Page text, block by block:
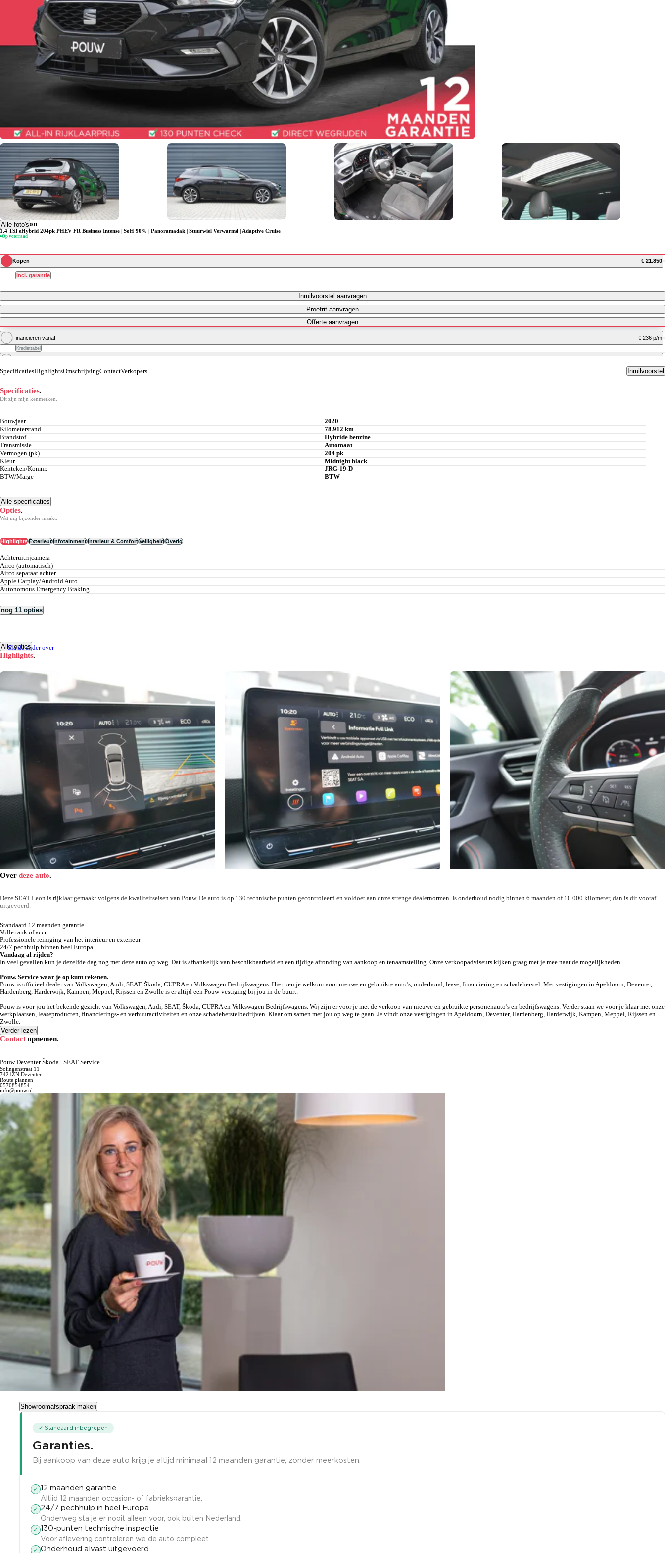
Standaard extra voordeel
Kennisartikel: zakelijk rijden op brandstof wordt duurder in 2027.
Alle foto's
SEAT Leon
1.4 TSI eHybrid 204pk PHEV FR Business Intense | SoH 90% | Panoramadak | Stuurwiel Verwarmd | Adaptive Cruise
Op voorraad
Kopen € 21.850
Incl. garantie
Inruilvoorstel aanvragen
Proefrit aanvragen
Offerte aanvragen
Financieren vanaf € 236 p/m
Krediettabel
SpecificatiesHighlightsOmschrijvingContactVerkopers Inruilvoorstel
Specificaties.
Dit zijn mijn kenmerken.
Bouwjaar
2020
Kilometerstand
78.912 km
Brandstof
Hybride benzine
Transmissie
Automaat
Vermogen (pk)
204 pk
Kleur
Midnight black
Kenteken/Komnr.
JRG-19-D
BTW/Marge
BTW
Alle specificaties
Opties.
Wat mij bijzonder maakt.
HighlightsExterieurInfotainmentInterieur & ComfortVeiligheidOverig
achteruitrijcamera
airco (automatisch)
airco separaat achter
Apple Carplay/Android Auto
Autonomous Emergency Braking
nog 11 opties
Alle opties
Highlights.
Sla de slider over
achteruitrijcamera
Over deze auto.
Deze SEAT Leon is rijklaar gemaakt volgens de kwaliteitseisen van Pouw. De auto is op 130 technische punten gecontroleerd en voldoet aan onze strenge dealernormen. Is onderhoud nodig binnen 6 maanden of 10.000 kilometer, dan is dit vooraf
uitgevoerd.
Standaard 12 maanden garantie
Volle tank of accu
Professionele reiniging van het interieur en exterieur
24/7 pechhulp binnen heel Europa
Vandaag al rijden?
In veel gevallen kun je dezelfde dag nog met deze auto op weg. Dat is afhankelijk van beschikbaarheid en een tijdige afronding van aankoop en tenaamstelling. Onze verkoopadviseurs kijken graag met je mee naar de mogelijkheden.
Pouw. Service waar je op kunt rekenen.
Pouw is officieel dealer van Volkswagen, Audi, SEAT, Škoda, CUPRA en Volkswagen Bedrijfswagens. Hier ben je welkom voor nieuwe en gebruikte auto’s, onderhoud, lease, financiering en schadeherstel. Met vestigingen in Apeldoorn, Deventer,
Hardenberg, Harderwijk, Kampen, Meppel, Rijssen en Zwolle is er altijd een Pouw-vestiging bij jou in de buurt.
Pouw is voor jou het bekende gezicht van Volkswagen, Audi, SEAT, Škoda, CUPRA en Volkswagen Bedrijfswagens. Wij zijn er voor je met de verkoop van nieuwe en gebruikte personenauto’s en bedrijfswagens. Verder staan we voor je klaar met onze
werkplaatsen, leaseproducten, financierings- en verhuuractiviteiten en onze schadeherstelbedrijven. Klaar om samen met jou op weg te gaan. Je vindt onze vestigingen in Apeldoorn, Deventer, Hardenberg, Harderwijk, Kampen, Meppel, Rijssen en
Zwolle.
Verder lezen
Contact opnemen.
Pouw Deventer Škoda | SEAT Service
Solingenstraat 11
7421ZN Deventer
Route plannen
0570854854
info@pouw.nl
Showroomafspraak maken
✓ Standaard inbegrepen
Garanties.
Bij aankoop van deze auto krijg je altijd minimaal 12 maanden garantie, zonder meerkosten.
✓ 12 maanden garantie
Altijd 12 maanden occasion- of fabrieksgarantie.
✓ 24/7 pechhulp in heel Europa
Onderweg sta je er nooit alleen voor, ook buiten Nederland.
✓ 130-punten technische inspectie
Voor aflevering controleren we de auto compleet.
✓ Onderhoud alvast uitgevoerd